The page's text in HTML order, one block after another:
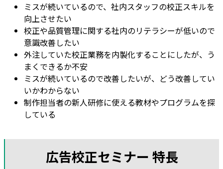
ミスが続いているので、社内スタッフの校正スキルを
向上させたい
校正や品質管理に関する社内のリテラシーが低いので
意識改善したい
外注していた校正業務を内製化することにしたが、う
まくできるか不安
ミスが続いているので改善したいが、どう改善してい
いかわからない
制作担当者の新人研修に使える教材やプログラムを探
している
広告校正セミナー 特長